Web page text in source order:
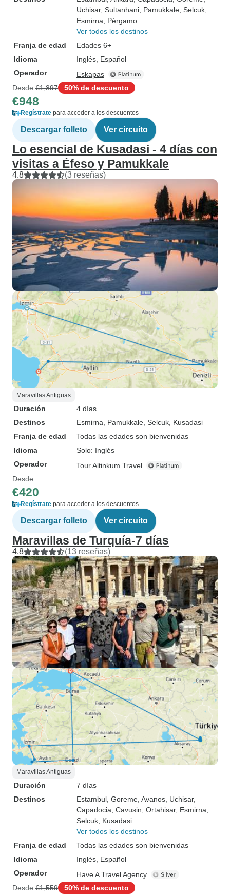
Uchisar, Sultanhani , Pamukkale , Selcuk
Esmirna , Pérgamo
Ver todos los destinos
Franja de edad
Edades 6+
Idioma
Inglés, Español
Operador
Eskapas
Desde €1,897 50% de descuento
€948
Regístrate para acceder a los descuentos
Descargar folleto Ver circuito
Lo esencial de Kusadasi - 4 días con
visitas a Éfeso y Pamukkale
4.8 (3 reseñas)
Maravillas Antiguas
Duración
4 días
Destinos
Esmirna , Pamukkale , Selcuk , Kusadasi
Franja de edad
Todas las edades son bienvenidas
Idioma
Solo: Inglés
Operador
Tour Altinkum Travel
Desde
€420
Regístrate para acceder a los descuentos
Descargar folleto Ver circuito
Maravillas de Turquía-7 días
4.8 (13 reseñas)
Maravillas Antiguas
Duración
7 días
Destinos
Estambul , Goreme , Avanos , Uchisar,
Capadocia , Cavusin , Ortahisar, Esmirna
Selcuk , Kusadasi
Ver todos los destinos
Franja de edad
Todas las edades son bienvenidas
Idioma
Inglés, Español
Operador
Have A Travel Agency
Desde €1,559 50% de descuento